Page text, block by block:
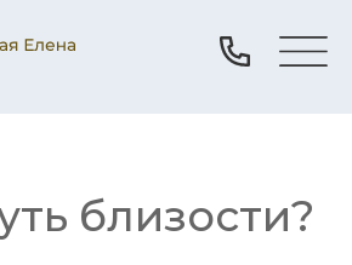
близости?